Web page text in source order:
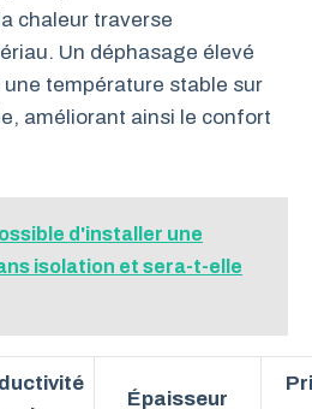
chaleur traverse
Un déphasage élevé
température stable sur
améliorant ainsi le confort
d'installer une
isolation et sera-t-elle
Épaisseur